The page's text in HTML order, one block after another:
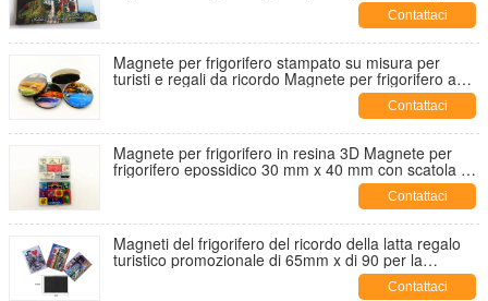
Contattaci
Magnete per frigorifero stampato su misura per
turisti e regali da ricordo Magnete per frigorifero a
Contattaci
Magnete per frigorifero in resina 3D Magnete per
frigorifero epossidico 30 mm x 40 mm con scatola di
Contattaci
Magneti del frigorifero del ricordo della latta regalo
turistico promozionale di 65mm x di 90 per la
Contattaci